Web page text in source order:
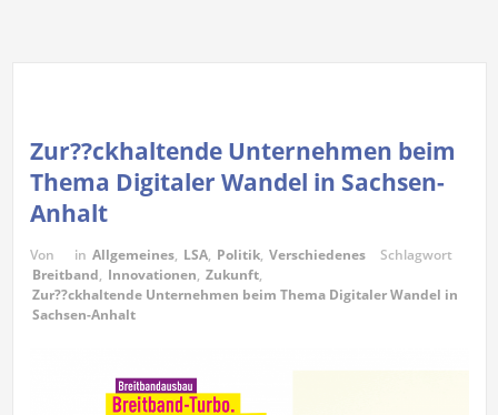
Zur??ckhaltende Unternehmen beim
Thema Digitaler Wandel in Sachsen-
Anhalt
Von in Allgemeines, LSA, Politik, Verschiedenes
Schlagwort
Breitband, Innovationen, Zukunft,
Zur??ckhaltende Unternehmen beim Thema Digitaler Wandel in
Sachsen-Anhalt